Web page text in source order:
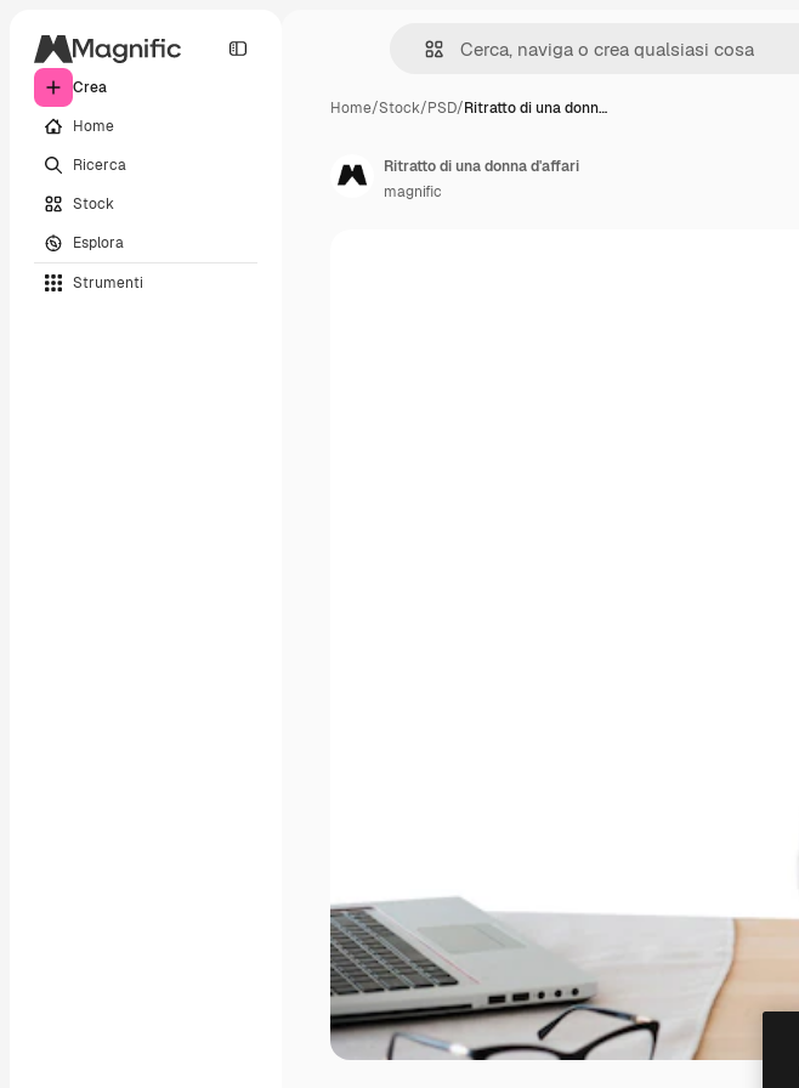
Crea
Home
Ricerca
Stock
Esplora
Strumenti
Home/Stock/PSD/Ritratto di una donn…
Ritratto di una donna d'affari
magnific